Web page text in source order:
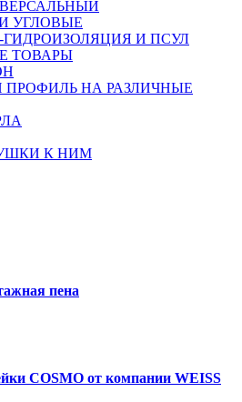
УГЛОВЫЕ
И ПСУЛ
ТОВАРЫ
НА РАЗЛИЧНЫЕ
К НИМ
пена
COSMO от компании WEISS